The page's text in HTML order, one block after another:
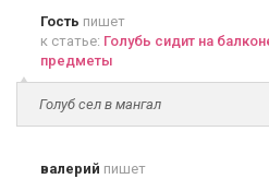
Гость пишет
к статье: Голубь сидит на
предметы
Голуб сел в мангал
валерий пишет